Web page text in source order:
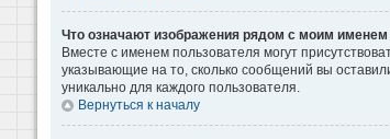
Что означают изображения рядом с моим именем
Вместе с именем пользователя могут
указывающие на то, сколько сообщений вы
уникально для каждого пользователя.
Вернуться к началу